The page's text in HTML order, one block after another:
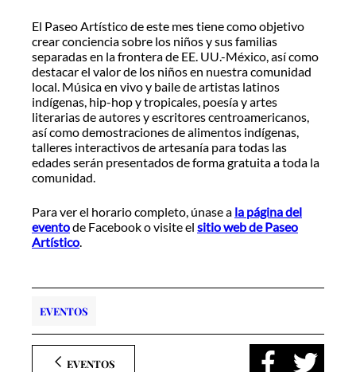
El Paseo Artístico de este mes tiene como objetivo
crear conciencia sobre los niños y sus familias
separadas en la frontera de EE. UU.-México, así como
destacar el valor de los niños en nuestra comunidad
local. Música en vivo y baile de artistas latinos
indígenas, hip-hop y tropicales, poesía y artes
literarias de autores y escritores centroamericanos,
así como demostraciones de alimentos indígenas,
talleres interactivos de artesanía para todas las
edades serán presentados de forma gratuita a toda la
comunidad.
Para ver el horario completo, únase a la página del
eventode Facebook o visite el sitio web de Paseo
Artístico.
EVENTOS
EVENTOS